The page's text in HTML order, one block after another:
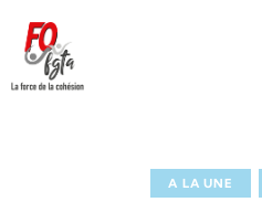
A LA UNE